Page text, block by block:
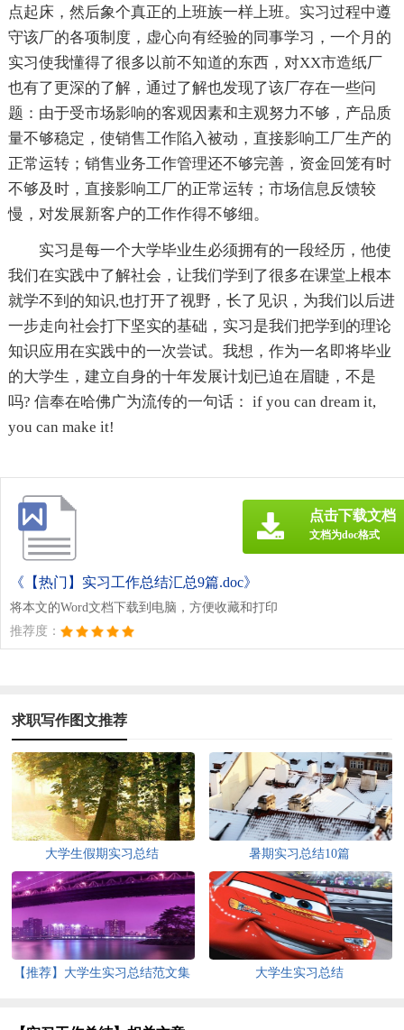
点起床，然后象个真正的上班族一样上班。实习过程中遵
守该厂的各项制度，虚心向有经验的同事学习，一个月的
实习使我懂得了很多以前不知道的东西，对XX市造纸厂
也有了更深的了解，通过了解也发现了该厂存在一些问
题：由于受市场影响的客观因素和主观努力不够，产品质
量不够稳定，使销售工作陷入被动，直接影响工厂生产的
正常运转；销售业务工作管理还不够完善，资金回笼有时
不够及时，直接影响工厂的正常运转；市场信息反馈较
慢，对发展新客户的工作作得不够细。
实习是每一个大学毕业生必须拥有的一段经历，他使
我们在实践中了解社会，让我们学到了很多在课堂上根本
就学不到的知识,也打开了视野，长了见识，为我们以后进
一步走向社会打下坚实的基础，实习是我们把学到的理论
知识应用在实践中的一次尝试。我想，作为一名即将毕业
的大学生，建立自身的十年发展计划已迫在眉睫，不是
吗? 信奉在哈佛广为流传的一句话： if you can dream it,
you can make it!
《【热门】实习工作总结汇总9篇.doc》
将本文的Word文档下载到电脑，方便收藏和打印
推荐度：
点击下载文档
文档为doc格式
求职写作图文推荐
大学生假期实习总结 暑期实习总结10篇
【推荐】大学生实习总结范文集
大学生实习总结